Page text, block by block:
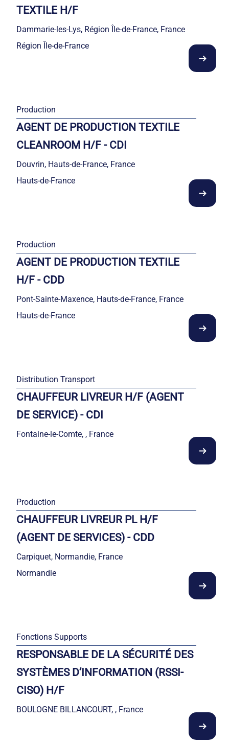
TEXTILE H/F
Dammarie-les-Lys, Région Île-de-France, France
Région Île-de-France
Production
AGENT DE PRODUCTION TEXTILE
CLEANROOM H/F - CDI
Douvrin, Hauts-de-France, France
Hauts-de-France
Production
AGENT DE PRODUCTION TEXTILE
H/F - CDD
Pont-Sainte-Maxence, Hauts-de-France, France
Hauts-de-France
Distribution Transport
CHAUFFEUR LIVREUR H/F (AGENT
DE SERVICE) - CDI
Fontaine-le-Comte, , France
Production
CHAUFFEUR LIVREUR PL H/F
(AGENT DE SERVICES) - CDD
Carpiquet, Normandie, France
Normandie
Fonctions Supports
RESPONSABLE DE LA SÉCURITÉ DES
SYSTÈMES D’INFORMATION (RSSI-
CISO) H/F
BOULOGNE BILLANCOURT, , France